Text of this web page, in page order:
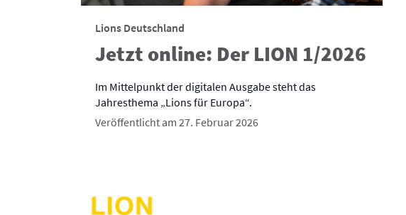
Lions Deutschland
Jetzt online: Der LION 1/2026
Im Mittelpunkt der digitalen Ausgabe steht das
Jahresthema „Lions für Europa“.
Veröffentlicht am 27. Februar 2026